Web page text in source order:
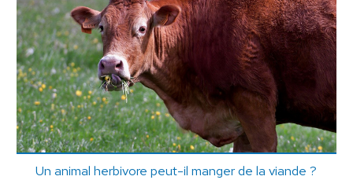
Un animal herbivore peut-il manger de la viande ?